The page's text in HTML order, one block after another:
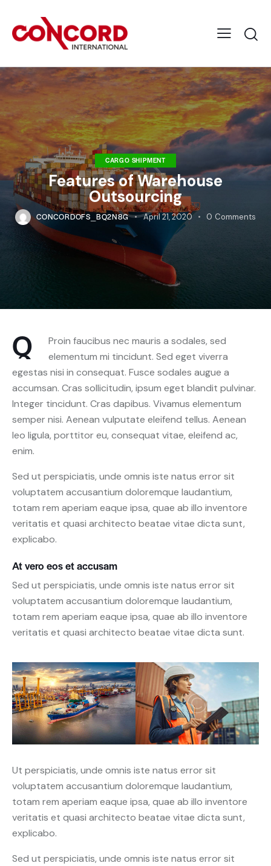
CARGO SHIPMENT
Features of Warehouse
Outsourcing
CONCORDOFS_BQ2N8G April 21, 2020 0 Comments
Q
Proin faucibus nec mauris a sodales, sed
elementum mi tincidunt. Sed eget viverra
egestas nisi in consequat. Fusce sodales augue a
accumsan. Cras sollicitudin, ipsum eget blandit pulvinar.
Integer tincidunt. Cras dapibus. Vivamus elementum
semper nisi. Aenean vulputate eleifend tellus. Aenean
leo ligula, porttitor eu, consequat vitae, eleifend ac,
enim.
Sed ut perspiciatis, unde omnis iste natus error sit
voluptatem accusantium doloremque laudantium,
totam rem aperiam eaque ipsa, quae ab illo inventore
veritatis et quasi architecto beatae vitae dicta sunt,
explicabo.
At vero eos et accusam
Sed ut perspiciatis, unde omnis iste natus error sit
voluptatem accusantium doloremque laudantium,
totam rem aperiam eaque ipsa, quae ab illo inventore
veritatis et quasi architecto beatae vitae dicta sunt.
Ut perspiciatis, unde omnis iste natus error sit
voluptatem accusantium doloremque laudantium,
totam rem aperiam eaque ipsa, quae ab illo inventore
veritatis et quasi architecto beatae vitae dicta sunt,
explicabo.
Sed ut perspiciatis, unde omnis iste natus error sit